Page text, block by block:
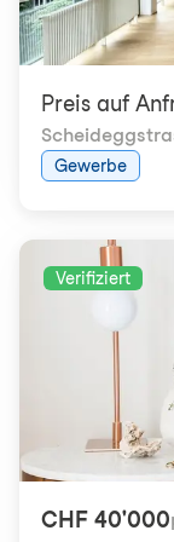
Preis auf
Gewerbe
Verifiziert
CHF 40'000